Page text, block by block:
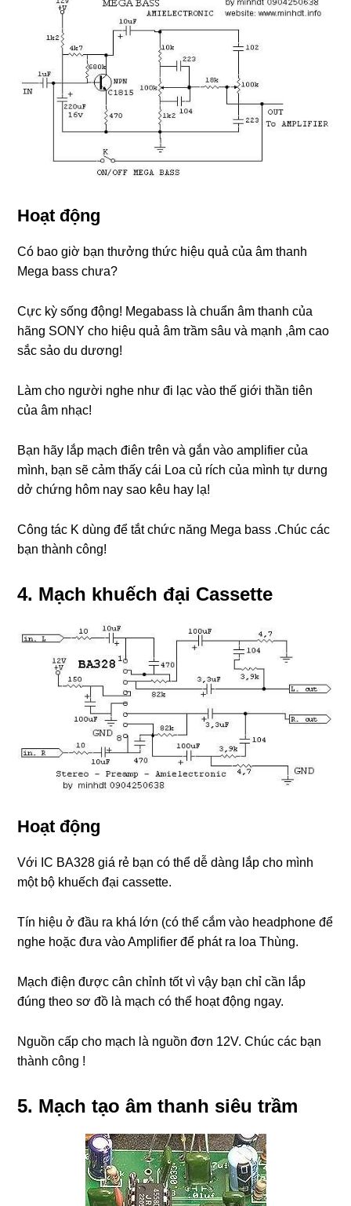
Hoạt động
Có bao giờ bạn thưởng thức hiệu quả của âm thanh
Mega bass chưa?
Cực kỳ sống động! Megabass là chuẩn âm thanh của
hãng SONY cho hiệu quả âm trầm sâu và mạnh ,âm cao
sắc sảo du dương!
Làm cho người nghe như đi lạc vào thế giới thần tiên
của âm nhạc!
Bạn hãy lắp mạch điên trên và gắn vào amplifier của
mình, bạn sẽ cảm thấy cái Loa củ rích của mình tự dưng
dở chứng hôm nay sao kêu hay lạ!
Công tác K dùng để tắt chức năng Mega bass .Chúc các
bạn thành công!
4. Mạch khuếch đại Cassette
Hoạt động
Với IC BA328 giá rẻ bạn có thể dễ dàng lắp cho mình
một bộ khuếch đại cassette.
Tín hiệu ở đầu ra khá lớn (có thể cắm vào headphone để
nghe hoặc đưa vào Amplifier để phát ra loa Thùng.
Mạch điện được cân chỉnh tốt vì vậy bạn chỉ cần lắp
đúng theo sơ đồ là mạch có thể hoạt động ngay.
Nguồn cấp cho mạch là nguồn đơn 12V. Chúc các bạn
thành công !
5. Mạch tạo âm thanh siêu trầm